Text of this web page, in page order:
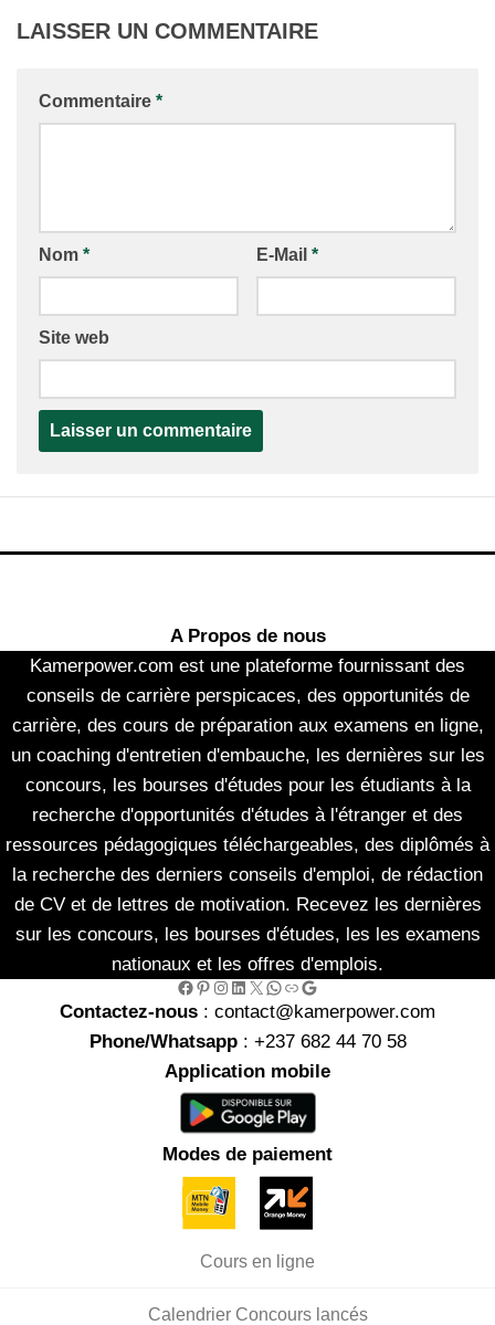
LAISSER UN COMMENTAIRE
Commentaire *
Nom * E-Mail *
Site web
A Propos de nous
Kamerpower.com est une plateforme fournissant des
conseils de carrière perspicaces, des opportunités de
carrière, des cours de préparation aux examens en ligne,
un coaching d'entretien d'embauche, les dernières sur les
concours, les bourses d'études pour les étudiants à la
recherche d'opportunités d'études à l'étranger et des
ressources pédagogiques téléchargeables, des diplômés à
la recherche des derniers conseils d'emploi, de rédaction
de CV et de lettres de motivation. Recevez les dernières
sur les concours, les bourses d'études, les les examens
nationaux et les offres d'emplois.
Facebook Pinterest Instagram LinkedIn X WhatsApp Link Google
Contactez-nous : contact@kamerpower.com
Phone/Whatsapp: +237 682 44 70 58
Application mobile
Modes de paiement
Cours en ligne
Calendrier Concours lancés